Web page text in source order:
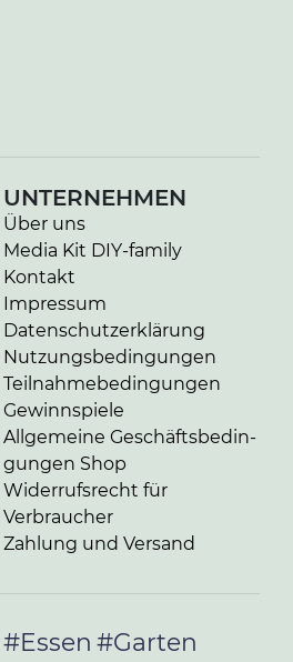
UNTERNEHMEN
Über uns
Media Kit DIY-family
Kontakt
Impressum
Da­ten­schutz­er­klä­rung
Nut­zungs­be­din­gun­gen
Teil­nah­me­be­din­gun­gen
Gewinnspiele
Allgemeine Ge­schäfts­be­din­
gun­gen Shop
Widerrufsrecht für
Verbraucher
Zahlung und Versand
#Essen #Garten